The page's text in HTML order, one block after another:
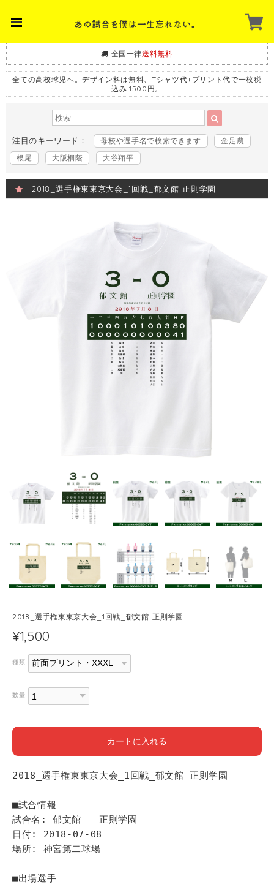
全国一律送料無料
全ての高校球児へ。デザイン料は無料、Tシャツ代+プリント代で一枚税
込み 1500円。
注目のキーワード： 母校や選手名で検索できます
金足農
根尾
大阪桐蔭 大谷翔平
2018_選手権東東京大会_1回戦_郁文館-正則学園
2018_選手権東東京大会_1回戦_郁文館-正則学園
¥1,500
種類
数量
カートに入れる
2018_選手権東東京大会_1回戦_郁文館-正則学園
■試合情報
試合名: 郁文館 - 正則学園
日付: 2018-07-08
場所: 神宮第二球場
■出場選手